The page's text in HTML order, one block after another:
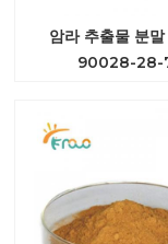
암라 추출물 분
90028-28-